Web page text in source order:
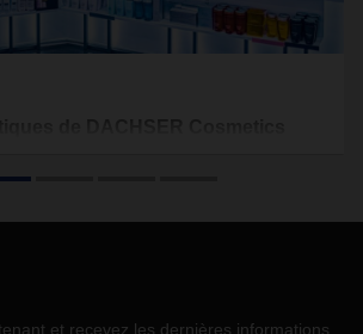
représentent un véritable défi
garantir une livraison sûre, ponctuelle
et recevez les dernières informations